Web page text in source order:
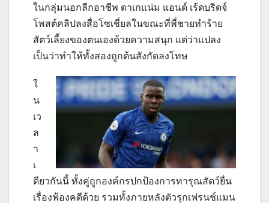
ในกลุ่มนอกลีกอาชีพ ดาเกแน่ม แอนด์ เร้ดบริดจ์
โพสต์คลิปลงสื่อโซเชี่ยลในขณะที่พี่ชายทำร้าย
สัตว์เลี้ยงของตนเองด้วยความสนุก แต่ว่าแปลง
เป็นว่าทำให้ทั้งสองถูกต้นสังกัดลงโทษ
ใ
น
เว
ล
า
เ
ดียวกันนี้ ทั้งคู่ถูกองค์กรปกป้องการทารุณสัตว์ยื่น
เรื่องฟ้องคดีด้วย รวมทั้งภายหลังตัวรุกเฟรนช์แมน